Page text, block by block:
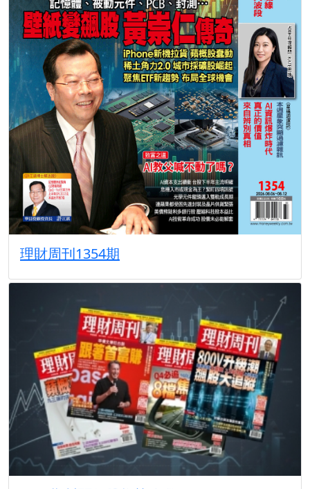
理財周刊1354期